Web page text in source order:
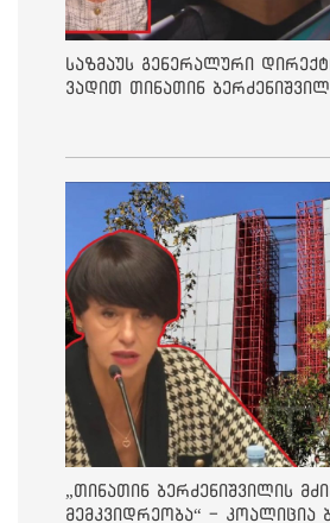
საზმაუს გენერალური
ვადით თინათინ
„თინათინ ბერძენიშვილის
მემკვიდრეობა“ - კოალიცია